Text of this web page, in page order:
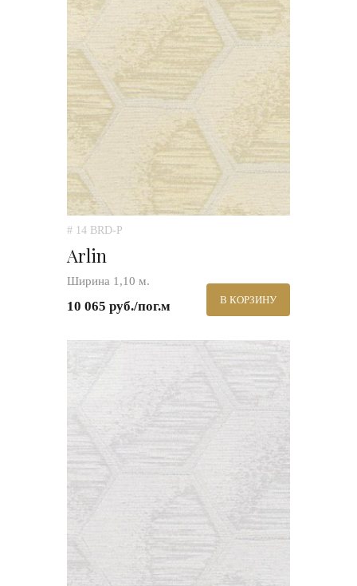
# 14 BRD-P
Arlin
Ширина 1,10 м.
10 065 руб./пог.м В КОРЗИНУ